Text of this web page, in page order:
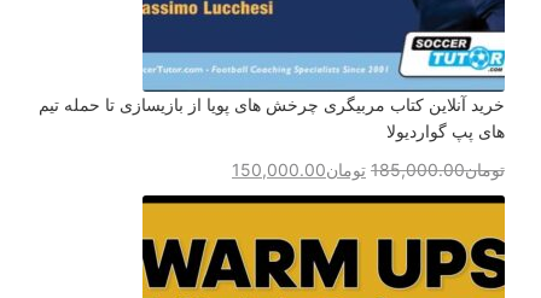
خرید آنلاین کتاب مربیگری چرخش های پویا از بازیسازی تا حمله تیم
های پپ گواردیولا
تومان185,000.00 تومان150,000.00